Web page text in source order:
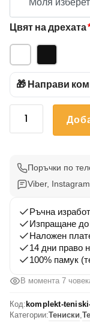
Цвят на дрехата
🎁 Направи
количество
за
двойки
Поръчки по
Viber,
Ръчна
Изпращане до
Наложен
14 дни право
100% памук
В момента 7
Код:komplekt-
Категории:Тениски